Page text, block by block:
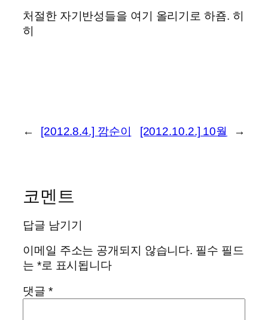
처절한 자기반성들을 여기 올리기로 하죰. 히
히
← [2012.8.4.] 깜순이 [2012.10.2.] 10월 →
코멘트
답글 남기기
이메일 주소는 공개되지 않습니다. 필수 필드
는 *로 표시됩니다
댓글 *